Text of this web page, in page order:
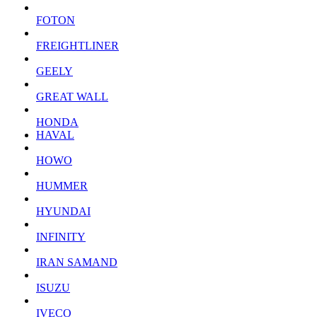
FOTON
FREIGHTLINER
GEELY
GREAT WALL
HONDA
HAVAL
HOWO
HUMMER
HYUNDAI
INFINITY
IRAN SAMAND
ISUZU
IVECO